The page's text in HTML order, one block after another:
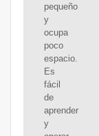
pequeño
y
ocupa
poco
espacio.
Es
fácil
de
aprender
y